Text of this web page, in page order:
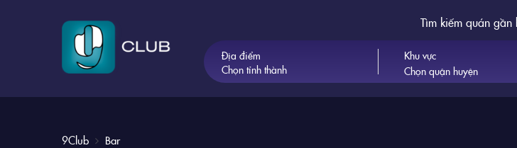
Tìm kiếm quán gần
Địa điểm
Chọn tỉnh thành
Khu vực
9Club Bar